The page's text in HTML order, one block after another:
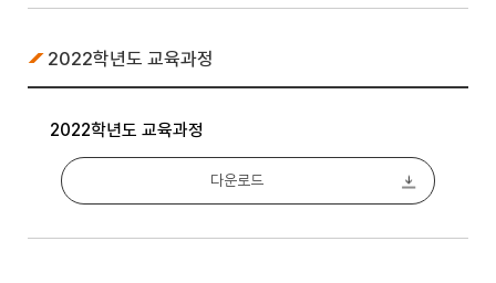
2022학년도 교육과정
2022학년도 교육과정
다운로드